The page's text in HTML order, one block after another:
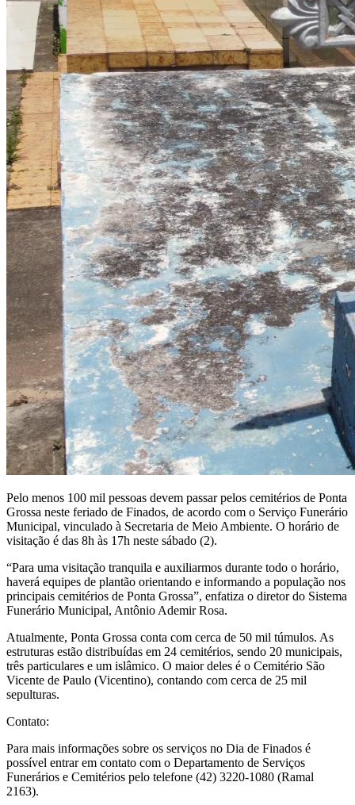
Pelo menos 100 mil pessoas devem passar pelos cemitérios de Ponta
Grossa neste feriado de Finados, de acordo com o Serviço Funerário
Municipal, vinculado à Secretaria de Meio Ambiente. O horário de
visitação é das 8h às 17h neste sábado (2).
“Para uma visitação tranquila e auxiliarmos durante todo o horário,
haverá equipes de plantão orientando e informando a população nos
principais cemitérios de Ponta Grossa”, enfatiza o diretor do Sistema
Funerário Municipal, Antônio Ademir Rosa.
Atualmente, Ponta Grossa conta com cerca de 50 mil túmulos. As
estruturas estão distribuídas em 24 cemitérios, sendo 20 municipais,
três particulares e um islâmico. O maior deles é o Cemitério São
Vicente de Paulo (Vicentino), contando com cerca de 25 mil
sepulturas.
Contato:
Para mais informações sobre os serviços no Dia de Finados é
possível entrar em contato com o Departamento de Serviços
Funerários e Cemitérios pelo telefone (42) 3220-1080 (Ramal
2163).